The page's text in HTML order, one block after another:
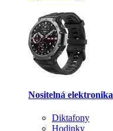
Nositelná elektronika
Diktafony
Hodinky